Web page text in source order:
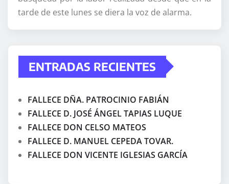
tarde de este lunes se diera la voz de alarma.
ENTRADAS RECIENTES
FALLECE DÑA. PATROCINIO FABIÁN
FALLECE D. JOSÉ ÁNGEL TAPIAS LUQUE
FALLECE DON CELSO MATEOS
FALLECE D. MANUEL CEPEDA TOVAR.
FALLECE DON VICENTE IGLESIAS GARCÍA